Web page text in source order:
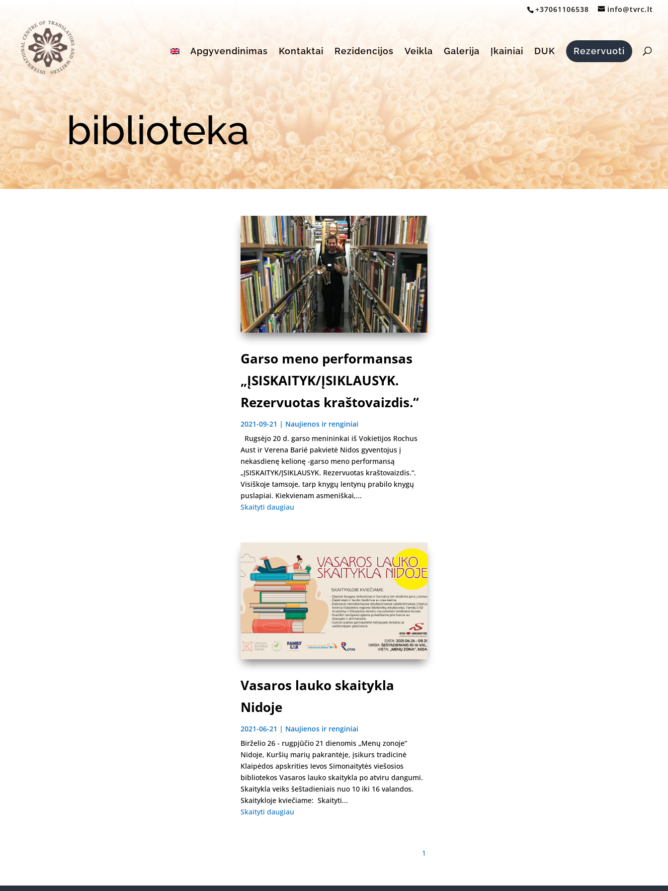
+37061106538 info@tvrc.lt
Apgyvendinimas Kontaktai Rezidencijos Veikla Galerija Įkainiai DUK Rezervuoti
biblioteka
Garso meno performansas
„ĮSISKAITYK/ĮSIKLAUSYK.
Rezervuotas kraštovaizdis.“
2021-09-21 | Naujienos ir renginiai
Rugsėjo 20 d. garso menininkai iš Vokietijos Rochus
Aust ir Verena Barié pakvietė Nidos gyventojus į
nekasdienę kelionę -garso meno performansą
„ĮSISKAITYK/ĮSIKLAUSYK. Rezervuotas kraštovaizdis.“.
Visiškoje tamsoje, tarp knygų lentynų prabilo knygų
puslapiai. Kiekvienam asmeniškai,...
Skaityti daugiau
Vasaros lauko skaitykla
Nidoje
2021-06-21 | Naujienos ir renginiai
Birželio 26 - rugpjūčio 21 dienomis „Menų zonoje“
Nidoje, Kuršių marių pakrantėje, įsikurs tradicinė
Klaipėdos apskrities Ievos Simonaitytės viešosios
bibliotekos Vasaros lauko skaitykla po atviru dangumi.
Skaitykla veiks šeštadieniais nuo 10 iki 16 valandos.
Skaitykloje kviečiame: Skaityti...
Skaityti daugiau
1